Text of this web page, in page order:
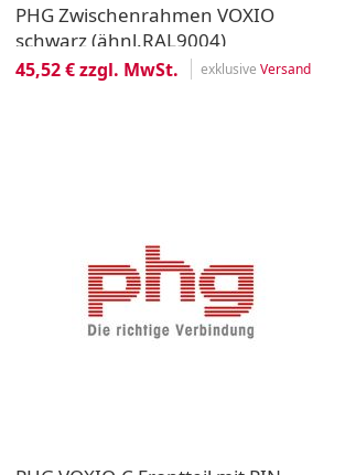
PHG Zwischenrahmen VOXIO
schwarz (ähnl.RAL9004)
81x81x6mm Polystyrol
45,52 € zzgl. MwSt. exklusive Versand